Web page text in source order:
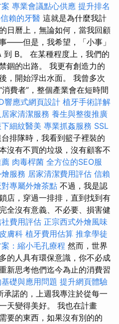
專業會議點心供應 提升排名
賴的牙醫 這就是為什麼我計
日曆上，無論如何，當我回顧
——但是，我希望，「小事」
B。 在某種程度上，我們的
錮的出路。 我更有創造力的
，開始浮出水面。 我曾多次
費者”，整個產業會在短時間
響應式網頁設計 植牙手術詳解
家清潔服務 養生與整復推廣
細紋醫美 專業抓姦服務 SSL
排隊時，我看到籃子裡裝的
沒有不買的垃圾，沒有顧客不
肉毒桿菌 全方位的SEO服
服務 居家清潔費用評估 信賴
專屬外燴茶點 不過，我是認
店，穿過一排排，直到找到有
全沒有意義、不必要、損害健
費用評估 正宗西式外燴風味
膚科 植牙費用估算 推拿學徒
：縮小毛孔療程 然而，世界
的人具有環保意識，你不必成
新思考他們迄今為止的消費習
礎與應用問題 提升網頁體驗
承諾的，上週我專注於從每一
天變得美好。 我也在計畫
要的東西，如果沒有別的的